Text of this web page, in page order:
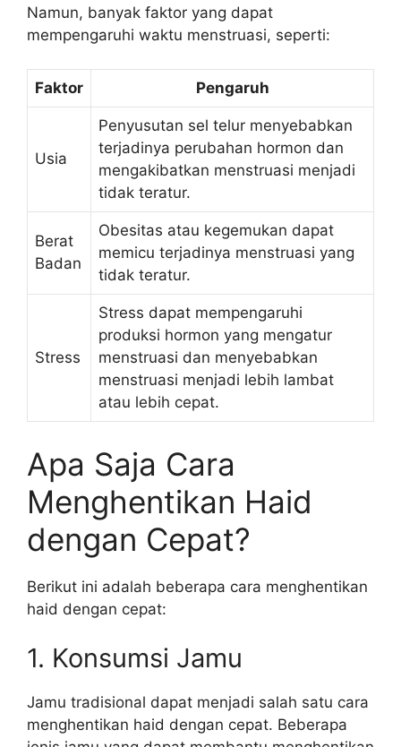
Namun, banyak faktor yang dapat
mempengaruhi waktu menstruasi, seperti:
Faktor Pengaruh
Usia
Penyusutan sel telur menyebabkan
terjadinya perubahan hormon dan
mengakibatkan menstruasi menjadi
tidak teratur.
Berat
Badan
Obesitas atau kegemukan dapat
memicu terjadinya menstruasi yang
tidak teratur.
Stress
Stress dapat mempengaruhi
produksi hormon yang mengatur
menstruasi dan menyebabkan
menstruasi menjadi lebih lambat
atau lebih cepat.
Apa Saja Cara
Menghentikan Haid
dengan Cepat?
Berikut ini adalah beberapa cara menghentikan
haid dengan cepat:
1. Konsumsi Jamu
Jamu tradisional dapat menjadi salah satu cara
menghentikan haid dengan cepat. Beberapa